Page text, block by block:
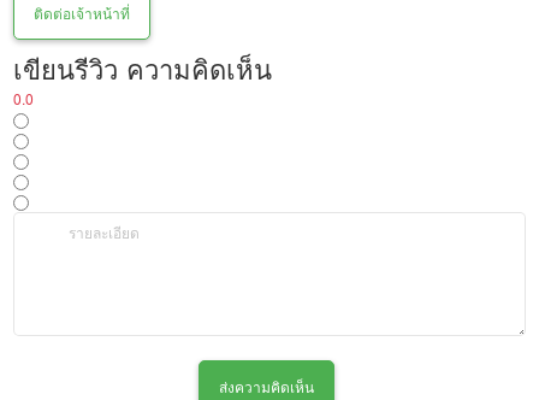
ติดต่อเจ้าหน้าที่
เขียนรีวิว ความคิดเห็น
0.0
ส่งความคิดเห็น